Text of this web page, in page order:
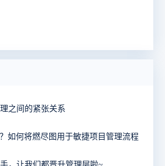
之间的紧张关系
如何将燃尽图用于敏捷项目管理流程